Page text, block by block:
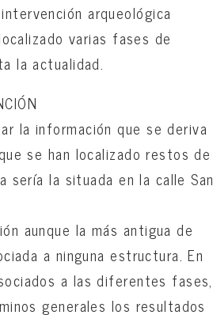
arqueológica
varias fases de
la actualidad.
la información que se deriva
se han localizado restos de
sería la situada en la calle San
aunque la más antigua de
a ninguna estructura. En
a las diferentes fases,
generales los resultados